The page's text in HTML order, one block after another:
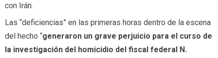
con Irán.
Las “deficiencias” en las primeras horas dentro de la escena
del hecho “generaron un grave perjuicio para el curso de
la investigación del homicidio del fiscal federal N.